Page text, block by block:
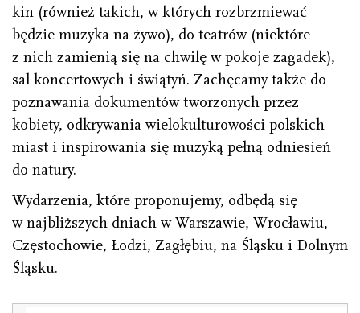
kin (również takich, w których rozbrzmiewać
będzie muzyka na żywo), do teatrów (niektóre
z nich zamienią się na chwilę w pokoje zagadek),
sal koncertowych i świątyń. Zachęcamy także do
poznawania dokumentów tworzonych przez
kobiety, odkrywania wielokulturowości polskich
miast i inspirowania się muzyką pełną odniesień
do natury.
Wydarzenia, które proponujemy, odbędą się
w najbliższych dniach w Warszawie, Wrocławiu,
Częstochowie, Łodzi, Zagłębiu, na Śląsku i Dolnym
Śląsku.